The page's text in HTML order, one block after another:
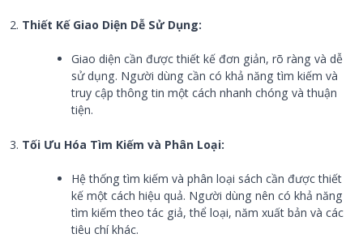
Thiết Kế Giao Diện Dễ Sử Dụng:
Giao diện cần được thiết kế đơn giản, rõ ràng và dễ
sử dụng. Người dùng cần có khả năng tìm kiếm và
truy cập thông tin một cách nhanh chóng và thuận
tiện.
Tối Ưu Hóa Tìm Kiếm và Phân Loại:
Hệ thống tìm kiếm và phân loại sách cần được thiết
kế một cách hiệu quả. Người dùng nên có khả năng
tìm kiếm theo tác giả, thể loại, năm xuất bản và các
tiêu chí khác.